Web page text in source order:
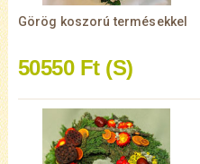
Görög koszorú termésekkel
50550 Ft (S)